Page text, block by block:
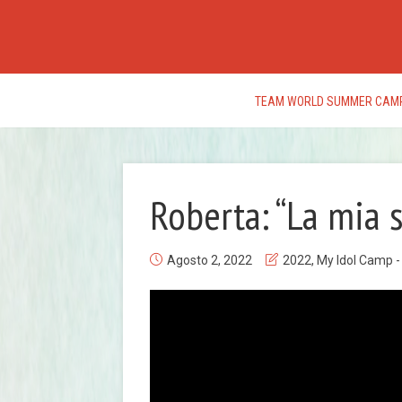
TEAM WORLD SUMMER
Roberta: “La mia
Agosto 2, 2022 2022, My Idol Camp